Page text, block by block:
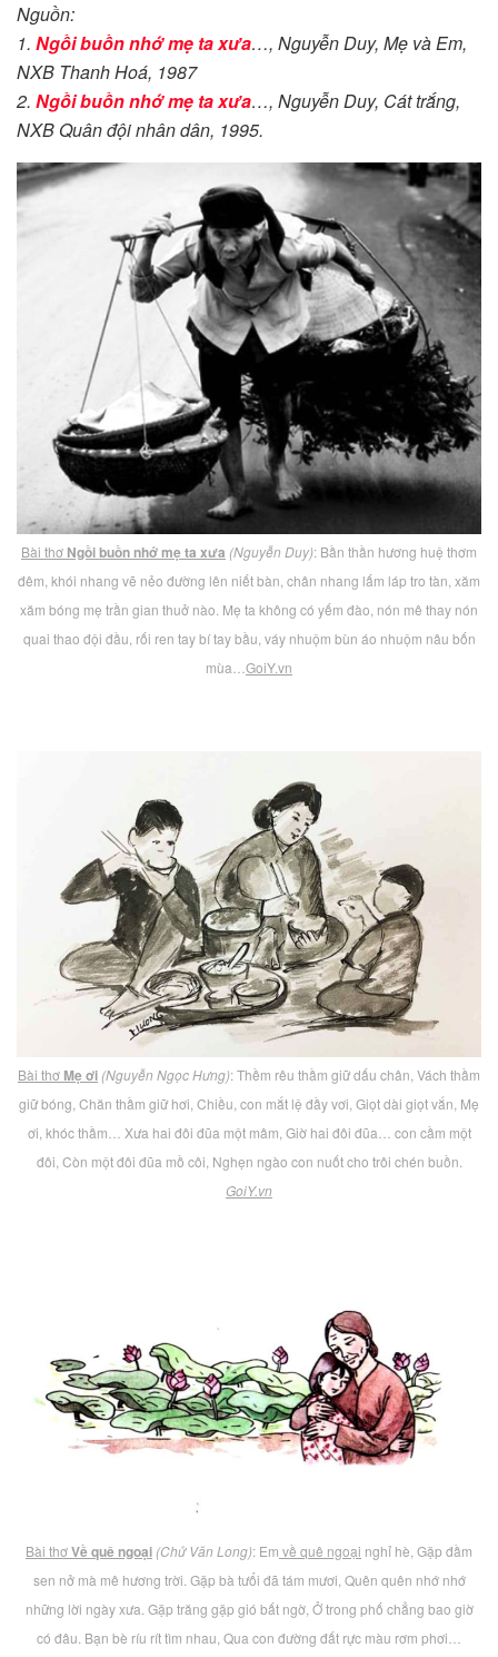
Nguồn:
1. Ngồi buồn nhớ mẹ ta xưa…, Nguyễn Duy, Mẹ và Em,
NXB Thanh Hoá, 1987
2. Ngồi buồn nhớ mẹ ta xưa…, Nguyễn Duy, Cát trắng,
NXB Quân đội nhân dân, 1995.
Bài thơ Ngồi buồn nhớ mẹ ta xưa (Nguyễn Duy): Bần thần hương huệ thơm
đêm, khói nhang vẽ nẻo đường lên niết bàn, chân nhang lấm láp tro tàn, xăm
xăm bóng mẹ trần gian thuở nào. Mẹ ta không có yếm đào, nón mê thay nón
quai thao đội đầu, rối ren tay bí tay bầu, váy nhuộm bùn áo nhuộm nâu bốn
mùa… GoiY.vn
Bài thơ Mẹ ơi (Nguyễn Ngọc Hưng): Thềm rêu thầm giữ dấu chân, Vách thầm
giữ bóng, Chăn thầm giữ hơi, Chiều, con mắt lệ đầy vơi, Giọt dài giọt vắn, Mẹ
ơi, khóc thầm… Xưa hai đôi đũa một mâm, Giờ hai đôi đũa… con cầm một
đôi, Còn một đôi đũa mồ côi, Nghẹn ngào con nuốt cho trôi chén buồn.
GoiY.vn
Bài thơVề quê ngoại (Chử Văn Long): Em về quê ngoại nghỉ hè, Gặp đầm
sen nở mà mê hương trời. Gặp bà tưổi đã tám mươi, Quên quên nhớ nhớ
những lời ngày xưa. Gặp trăng gặp gió bất ngờ, Ở trong phố chẳng bao giờ
có đâu. Bạn bè ríu rít tìm nhau, Qua con đường đất rực màu rơm phơi…